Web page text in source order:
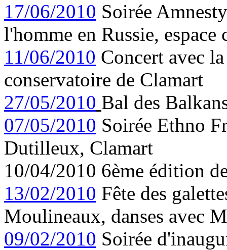
17/06/2010 Soirée
l'homme en Russie,
11/06/2010 Concert avec
conservatoire de Clamart
27/05/2010 Bal des
07/05/2010 Soirée Ethno
Dutilleux, Clamart
10/04/2010 6ème édition
13/02/2010 Fête des
Moulineaux, danses avec
09/02/2010 Soirée